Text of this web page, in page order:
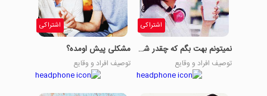
اشتراکی
نمیتونم بهت بگم که چقدر شرمنده هستم.
توصیف افراد و وقایع
اشتراکی
مشکلی پیش اومده؟
توصیف افراد و وقایع